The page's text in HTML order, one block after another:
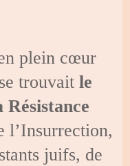
plein cœur
trouvaitle
l’Insurrection,
juifs, de